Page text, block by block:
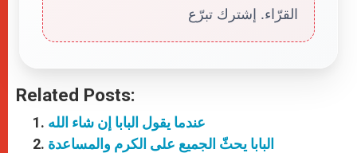
القرّاء. إشترك تبرّع
Related Posts:
عندما يقول البابا إن شاء الله
البابا يحثّ الجميع على الكرم والمساعدة